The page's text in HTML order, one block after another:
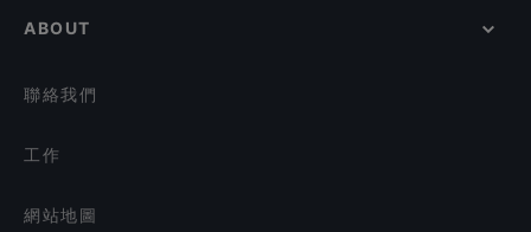
ABOUT
聯絡我們
工作
網站地圖